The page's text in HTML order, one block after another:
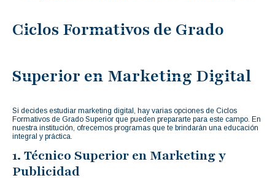
Ciclos Formativos de Grado
Superior en Marketing Digital
Si decides estudiar marketing digital, hay varias opciones de Ciclos
Formativos de Grado Superior que pueden prepararte para este campo. En
nuestra institución, ofrecemos programas que te brindarán una educación
integral y práctica.
1. Técnico Superior en Marketing y
Publicidad